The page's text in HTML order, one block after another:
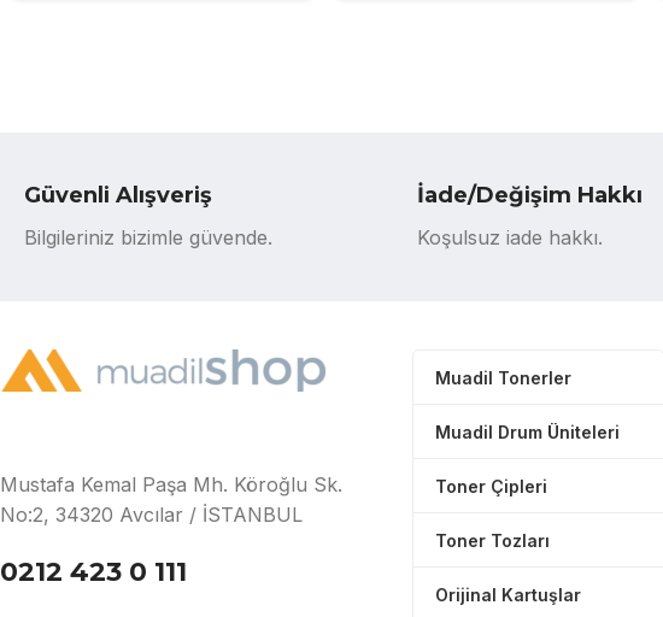
Güvenli Alışveriş
Bilgileriniz bizimle güvende.
İade/Değişim Hakkı
Koşulsuz iade hakkı.
Mustafa Kemal Paşa Mh. Köroğlu Sk.
No:2, 34320 Avcılar / İSTANBUL
0212 423 0 111
Muadil Tonerler
Muadil Drum Üniteleri
Toner Çipleri
Toner Tozları
Orijinal Kartuşlar